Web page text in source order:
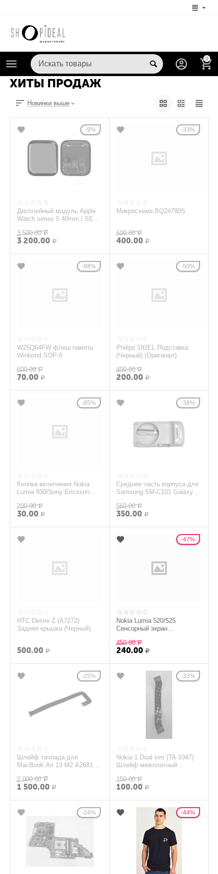
0
ХИТЫ ПРОДАЖ
Новинки выше
9%
Дисплейный модуль Apple
Watch series 5 40mm / SE
уценка
3 500.00 Р
3 200.00 Р
33%
Микросхема BQ24780S
600.00 Р
400.00 Р
88%
W25Q64FW флеш память
Winbond SOP-8
600.00 Р
70.00 Р
50%
Philips 192EL Подставка
(Черный) (Оригинал)
400.00 Р
200.00 Р
85%
Кнопка включения Nokia
Lumia 930/Sony Ericsson
200.00 Р
30.00 Р
38%
Средняя часть корпуса для
Samsung SM-C101 Galaxy
- Белый
560.00 Р
350.00 Р
HTC Desire Z (A7272)
Задняя крышка (Черный)
500.00 Р
47%
Nokia Lumia 520/525
Сенсорный экран
(Черный) - AAA (org.)
450.00 Р
240.00 Р
25%
Шлейф тачпада для
MacBook Air 13 M2 A2681
2 000.00 Р
1 500.00 Р
33%
Nokia 1 Dual sim (TA-1047)
Шлейф межплатный
150.00 Р
100.00 Р
24% 44%